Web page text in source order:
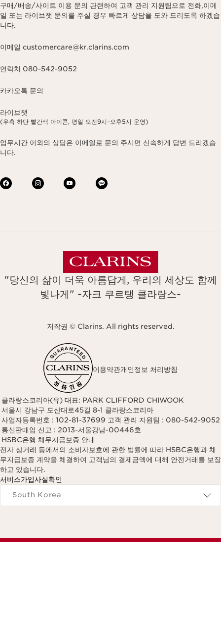
구매/배송/사이트 이용 문의 관련하여 고객 관리 지원팀으로 전화,이메
일 또는 라이브챗 문의를 주실 경우 빠르게 상담을 도와 드리도록 하겠습
니다.
이메일 customercare@kr.clarins.com
연락처 080-542-9052
카카오톡 문의
라이브챗
(우측 하단 빨간색 아이콘, 평일 오전9시~오후5시 운영)
업무시간 이외의 상담은 이메일로 문의 주시면 신속하게 답변 드리겠습
니다.
"당신의 삶이 더욱 아름답게, 우리의 세상도 함께
빛나게" -자크 쿠르탱 클라랑스-
저작권 © Clarins. All rights reserved.
이용약관개인정보 처리방침
클라랑스코리아(유) 대표: PARK CLIFFORD CHIWOOK
서울시 강남구 도산대로45길 8-1 클라랑스코리아
사업자등록번호 : 102-81-37699 고객 관리 지원팀 : 080-542-9052
통신판매업 신고 : 2013-서울강남-00446호
HSBC은행 채무지급보증 안내
전자 상거래 등에서의 소비자보호에 관한 법률에 따라 HSBC은행과 채
무지급보증 계약을 체결하여 고객님의 결제금액에 대해 안전거래를 보장
하고 있습니다.
서비스가입사실확인
Navigates to
South Korea